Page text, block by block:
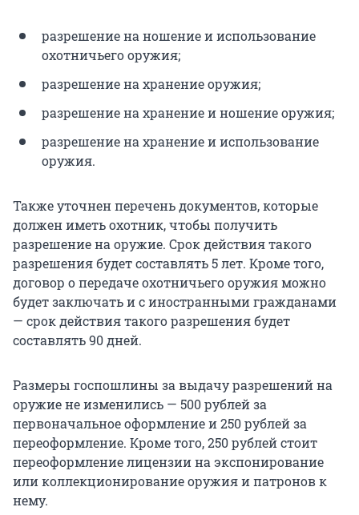
разрешение на ношение и использование
охотничьего оружия;
разрешение на хранение оружия;
разрешение на хранение и ношение оружия;
разрешение на хранение и использование
оружия.
Также уточнен перечень документов, которые
должен иметь охотник, чтобы получить
разрешение на оружие. Срок действия такого
разрешения будет составлять 5 лет. Кроме того,
договор о передаче охотничьего оружия можно
будет заключать и с иностранными гражданами
— срок действия такого разрешения будет
составлять 90 дней.
Размеры госпошлины за выдачу разрешений на
оружие не изменились — 500 рублей за
первоначальное оформление и 250 рублей за
переоформление. Кроме того, 250 рублей стоит
переоформление лицензии на экспонирование
или коллекционирование оружия и патронов к
нему.